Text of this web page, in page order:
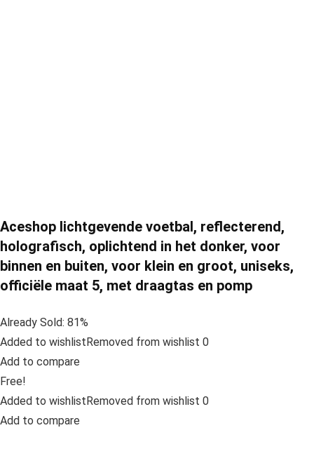
Aceshop lichtgevende voetbal, reflecterend,
holografisch, oplichtend in het donker, voor
binnen en buiten, voor klein en groot, uniseks,
officiële maat 5, met draagtas en pomp
Already Sold: 81%
Added to wishlistRemoved from wishlist 0
Add to compare
Free!
Added to wishlistRemoved from wishlist 0
Add to compare